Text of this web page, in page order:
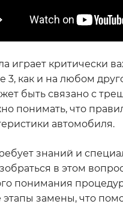
играет критически
3, как и на любом
быть связано с
понимать, что
автомобиля.
знаний и
в этом
понимания
этапы замены, что